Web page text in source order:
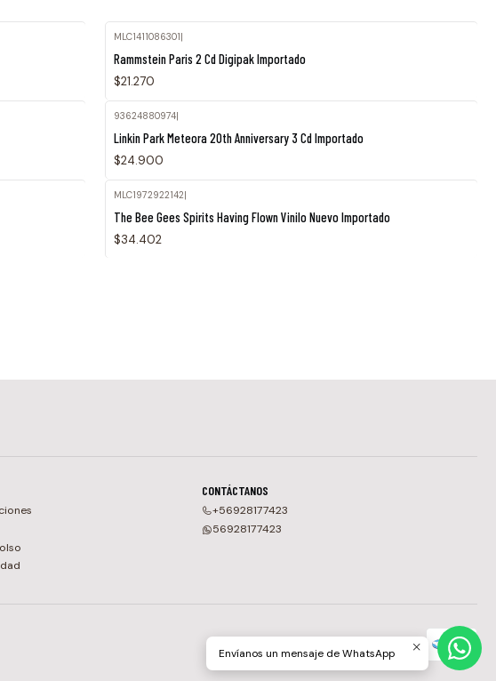
MLC1411086301|
Rammstein Paris 2 Cd Digipak Importado
$21.270
93624880974|
Linkin Park Meteora 20th Anniversary 3 Cd Importado
$24.900
MLC1972922142
The Bee Gees Spirits Having Flown Vinilo Nuevo Importado
$34.402
CONTÁCTANOS
+56928177423
56928177423
Envíanos un mensaje de WhatsApp